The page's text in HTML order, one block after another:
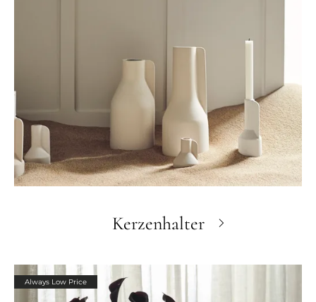
Kerzenhalter
Always Low Price